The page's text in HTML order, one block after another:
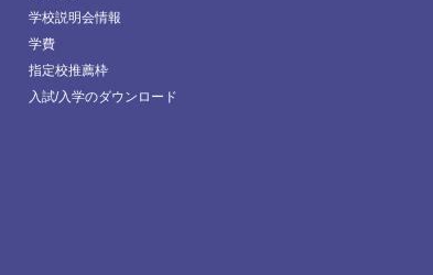
学校説明会情報
学費
指定校推薦枠
入試/入学のダウンロード